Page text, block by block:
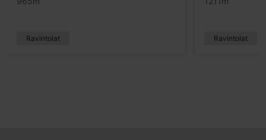
Ravintolat Ravintolat